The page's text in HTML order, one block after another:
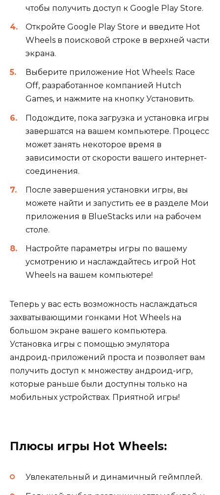
чтобы получить доступ к Google Play Store.
Откройте Google Play Store и введите Hot
Wheels в поисковой строке в верхней части
экрана.
Выберите приложение Hot Wheels: Race
Off, разработанное компанией Hutch
Games, и нажмите на кнопку Установить.
Подождите, пока загрузка и установка игры
завершатся на вашем компьютере. Процесс
может занять некоторое время в
зависимости от скорости вашего интернет-
соединения.
После завершения установки игры, вы
можете найти и запустить ее в разделе Мои
приложения в BlueStacks или на рабочем
столе.
Настройте параметры игры по вашему
усмотрению и наслаждайтесь игрой Hot
Wheels на вашем компьютере!
Теперь у вас есть возможность наслаждаться
захватывающими гонками Hot Wheels на
большом экране вашего компьютера.
Установка игры с помощью эмулятора
андроид-приложений проста и позволяет вам
получить доступ к множеству андроид-игр,
которые раньше были доступны только на
мобильных устройствах. Приятной игры!
Плюсы игры Hot Wheels:
Увлекательный и динамичный геймплей.